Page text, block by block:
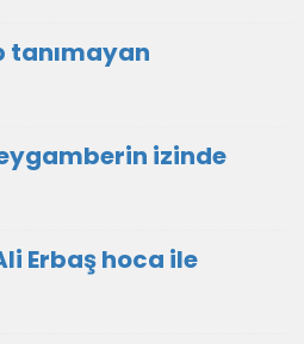
tanımayan
izinde
Erbaş hoca ile